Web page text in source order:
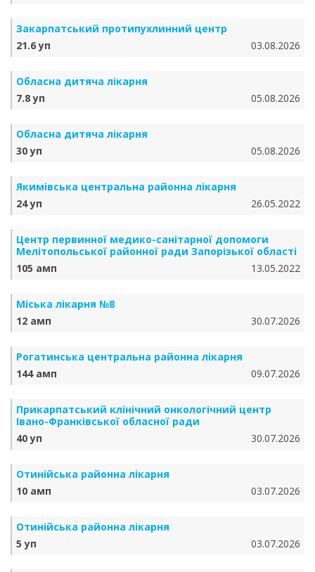
Закарпатський протипухлинний центр
21.6 уп
03.08.2026
Обласна дитяча лікарня
7.8 уп
05.08.2026
Обласна дитяча лікарня
30 уп
05.08.2026
Якимівська центральна районна лікарня
24 уп
26.05.2022
Центр первинної медико-санітарної допомоги
Мелітопольської районної ради Запорізької області
105 амп
13.05.2022
Міська лікарня №8
12 амп
30.07.2026
Рогатинська центральна районна лікарня
144 амп
09.07.2026
Прикарпатський клінічний онкологічний центр
Івано-Франківської обласної ради
40 уп
30.07.2026
Отинійська районна лікарня
10 амп
03.07.2026
Отинійська районна лікарня
5 уп
03.07.2026